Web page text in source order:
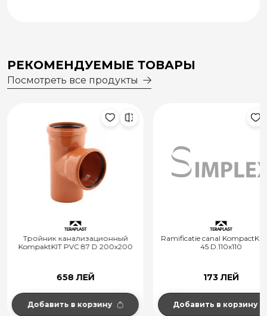
РЕКОМЕНДУЕМЫЕ ТОВАРЫ
Посмотреть все продукты
Тройник канализационный
KompaktKIT PVC 87 D 200x200
658 ЛЕЙ
Добавить в корзину
Ramificatie canal KompactKit
45 D.110x110
173 ЛЕЙ
Добавить в корзину